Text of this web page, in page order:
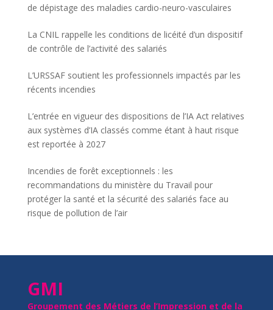
de dépistage des maladies cardio-neuro-vasculaires
La CNIL rappelle les conditions de licéité d’un dispositif
de contrôle de l’activité des salariés
L’URSSAF soutient les professionnels impactés par les
récents incendies
L’entrée en vigueur des dispositions de l’IA Act relatives
aux systèmes d’IA classés comme étant à haut risque
est reportée à 2027
Incendies de forêt exceptionnels : les
recommandations du ministère du Travail pour
protéger la santé et la sécurité des salariés face au
risque de pollution de l’air
GMI
Groupement des Métiers de l’Impression et de la